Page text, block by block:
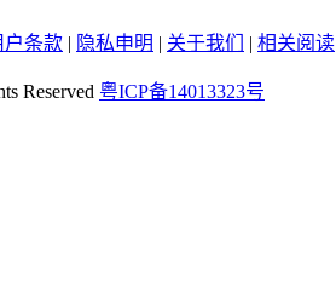
户条款 | 隐私申明 | 关于我们 | 相关阅读
Reserved 粤ICP备14013323号